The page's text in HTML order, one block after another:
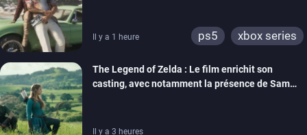
Il y a 1 heure ps5 xbox series
The Legend of Zelda : Le film enrichit son
casting, avec notamment la présence de Sam
Il y a 3 heures